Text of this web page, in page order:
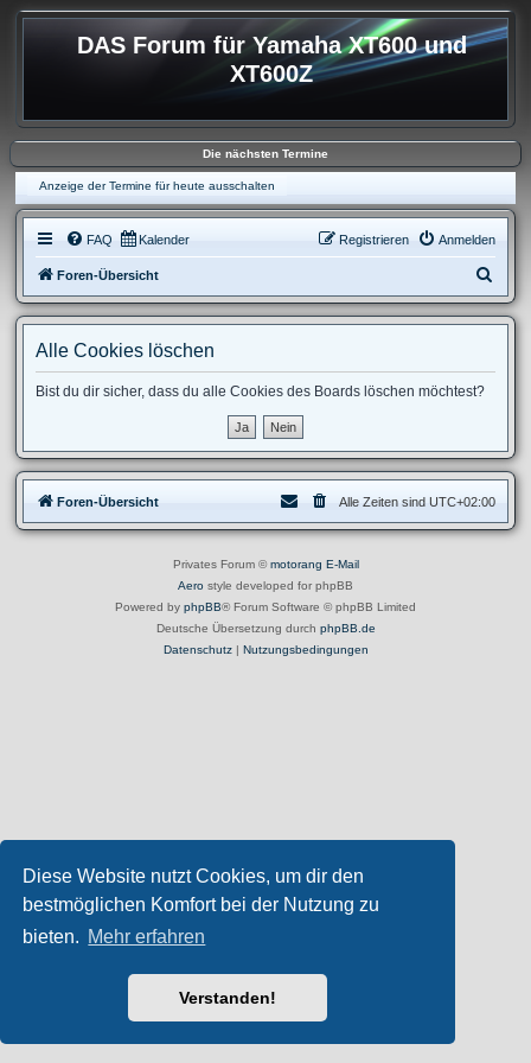
Diese Website nutzt Cookies, um dir den
bestmöglichen Komfort bei der Nutzung zu
bieten. Mehr erfahren
Verstanden!
DAS Forum für Yamaha XT600 und
XT600Z
Die nächsten Termine
Anzeige der Termine für heute ausschalten
FAQ Kalender Anmelden
Registrieren
Foren-Übersicht
u
Alle Cookies löschen
Bist du dir sicher, dass du alle Cookies des Boards löschen möchtest?
Foren-Übersicht Alle Zeiten sind UTC+02:00
Privates Forum ©motorang E-Mail
Aero style developed for phpBB
Powered by phpBB® Forum Software © phpBB Limited
Deutsche Übersetzung durch phpBB.de
Datenschutz| Nutzungsbedingungen